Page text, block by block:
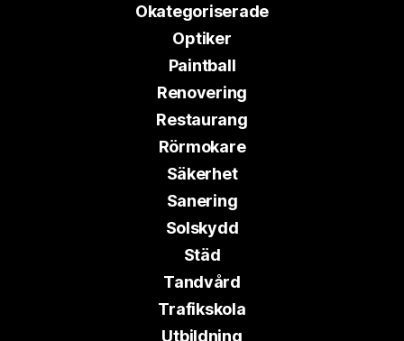
Okategoriserade
Optiker
Paintball
Renovering
Restaurang
Rörmokare
Säkerhet
Sanering
Solskydd
Städ
Tandvård
Trafikskola
Utbildning